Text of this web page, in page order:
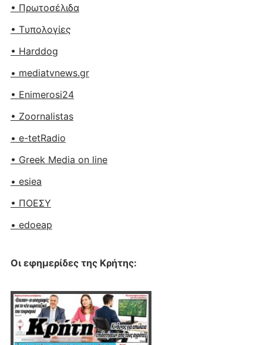
• Πρωτοσέλιδα
• Tυπολογίες
• Harddog
• mediatvnews.gr
• Enimerosi24
• Zoornalistas
• e-tetRadio
• Greek Media on line
• esiea
• ΠΟΕΣΥ
• edoeap
Οι εφημερίδες της Κρήτης: